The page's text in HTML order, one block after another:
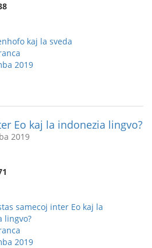
kaj la sveda
2019
Eo kaj la indonezia lingvo?
2019
samecoj inter Eo kaj la
lingvo?
2019